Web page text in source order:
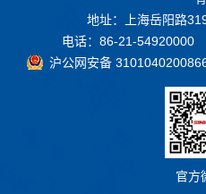
地址：上海岳阳路
电话：86-21-54920000
沪公网安备
官方